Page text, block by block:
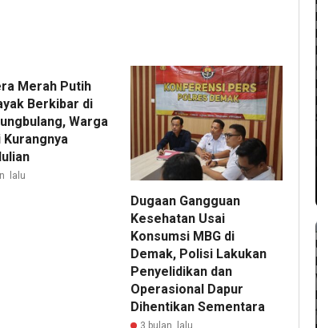
Merah Putih
Berkibar di
Warga
lalu
Dugaan Gangguan
Kesehatan Usai
Konsumsi MBG di
Demak, Polisi Lakukan
Penyelidikan dan
Operasional Dapur
Dihentikan Sementara
3 bulan lalu